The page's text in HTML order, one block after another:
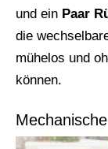
und ein Paar
die
mühelos und
können.